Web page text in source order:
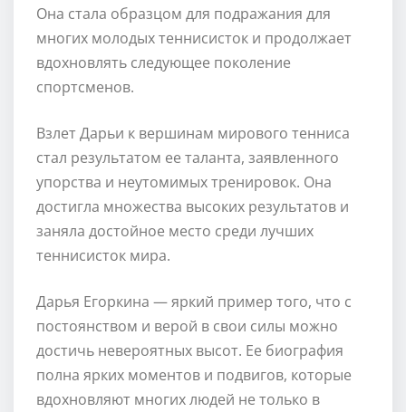
Она стала образцом для подражания для
многих молодых теннисисток и продолжает
вдохновлять следующее поколение
спортсменов.
Взлет Дарьи к вершинам мирового тенниса
стал результатом ее таланта, заявленного
упорства и неутомимых тренировок. Она
достигла множества высоких результатов и
заняла достойное место среди лучших
теннисисток мира.
Дарья Егоркина — яркий пример того, что с
постоянством и верой в свои силы можно
достичь невероятных высот. Ее биография
полна ярких моментов и подвигов, которые
вдохновляют многих людей не только в